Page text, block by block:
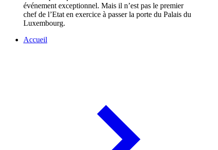
événement exceptionnel. Mais il n’est pas le premier
chef de l’Etat en exercice à passer la porte du Palais du
Luxembourg.
Accueil